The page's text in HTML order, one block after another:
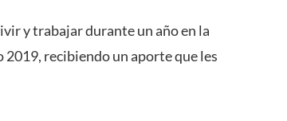
y trabajar durante un año en la
recibiendo un aporte que les